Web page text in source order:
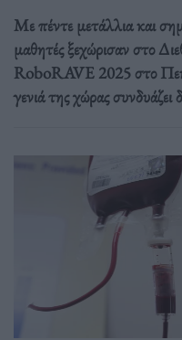
Με πέντε μετάλλια και
μαθητές ξεχώρισαν στο
RoboRAVE 2025 στο
γενιά της χώρας συνδυάζει